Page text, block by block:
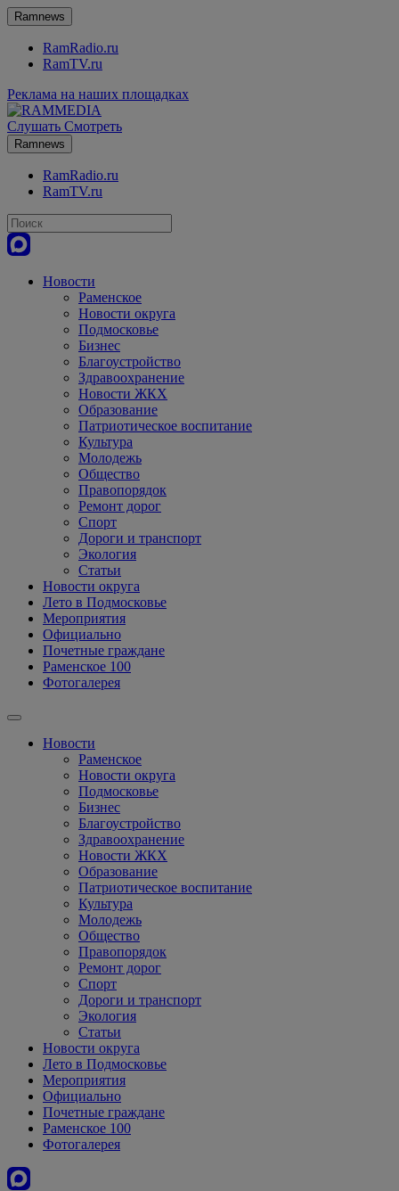
Ramnews
RamRadio.ru
RamTV.ru
Реклама на наших площадках
Слушать Смотреть
Ramnews
RamRadio.ru
RamTV.ru
Новости
Раменское
Новости округа
Подмосковье
Бизнес
Благоустройство
Здравоохранение
Новости ЖКХ
Образование
Патриотическое воспитание
Культура
Молодежь
Общество
Правопорядок
Ремонт дорог
Спорт
Дороги и транспорт
Экология
Статьи
Новости округа
Лето в Подмосковье
Мероприятия
Официально
Почетные граждане
Раменское 100
Фотогалерея
Новости
Раменское
Новости округа
Подмосковье
Бизнес
Благоустройство
Здравоохранение
Новости ЖКХ
Образование
Патриотическое воспитание
Культура
Молодежь
Общество
Правопорядок
Ремонт дорог
Спорт
Дороги и транспорт
Экология
Статьи
Новости округа
Лето в Подмосковье
Мероприятия
Официально
Почетные граждане
Раменское 100
Фотогалерея